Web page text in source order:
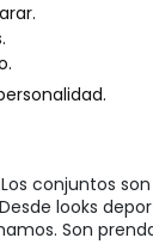
conjuntos
looks
Son